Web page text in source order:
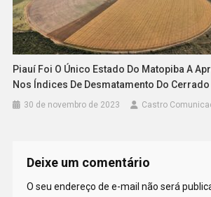
Piauí Foi O Único Estado Do Matopiba A
Nos Índices De Desmatamento Do Cerrado
30 de novembro de 2023 Castro
Deixe um comentário
O seu endereço de e-mail não será